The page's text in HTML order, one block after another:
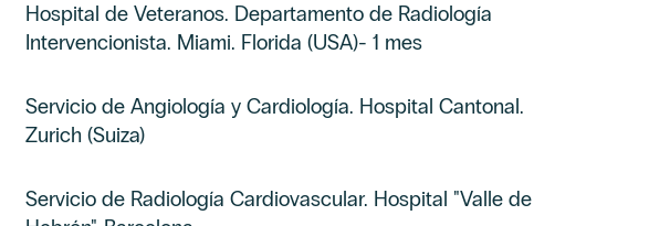
Hospital de Veteranos. Departamento de Radiología
Intervencionista. Miami. Florida (USA)- 1 mes
Servicio de Angiología y Cardiología. Hospital Cantonal.
Zurich (Suiza)
Servicio de Radiología Cardiovascular. Hospital "Valle de